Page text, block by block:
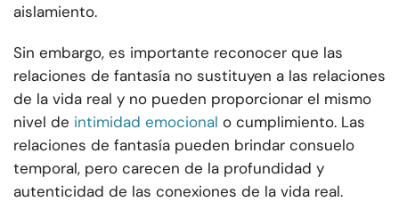
aislamiento.
Sin embargo, es importante reconocer que las
relaciones de fantasía no sustituyen a las relaciones
de la vida real y no pueden proporcionar el mismo
nivel de intimidad emocional o cumplimiento. Las
relaciones de fantasía pueden brindar consuelo
temporal, pero carecen de la profundidad y
autenticidad de las conexiones de la vida real.